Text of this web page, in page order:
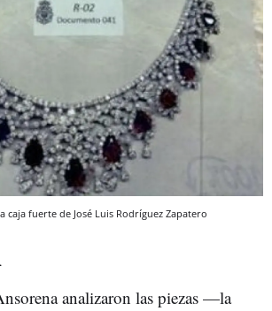
caja fuerte de José Luis Rodríguez Zapatero
analizaron las piezas —la